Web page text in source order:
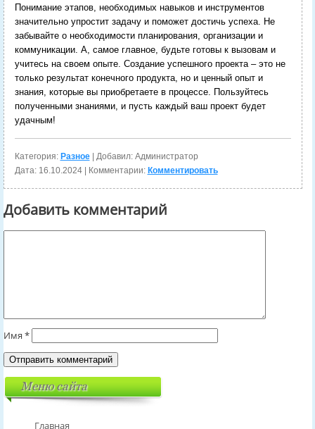
Понимание этапов, необходимых навыков и инструментов
значительно упростит задачу и поможет достичь успеха. Не
забывайте о необходимости планирования, организации и
коммуникации. А, самое главное, будьте готовы к вызовам и
учитесь на своем опыте. Создание успешного проекта – это не
только результат конечного продукта, но и ценный опыт и
знания, которые вы приобретаете в процессе. Пользуйтесь
полученными знаниями, и пусть каждый ваш проект будет
удачным!
Категория: Разное| Добавил: Администратор
Дата: 16.10.2024| Комментарии: Комментировать
Добавить комментарий
Имя *
Меню сайта
Главная